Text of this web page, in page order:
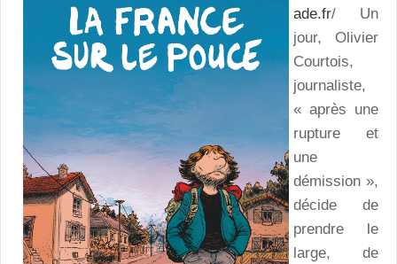
ade.fr/ Un
jour, Olivier
Courtois,
journaliste,
« après une
rupture et
une
démission »,
décide de
prendre le
large, de